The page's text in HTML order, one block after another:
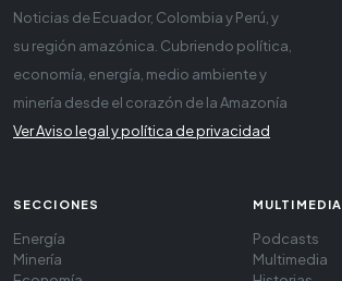
Noticias de Ecuador, Colombia y Perú, y
su región amazónica. Cubriendo política,
economía, energía, medio ambiente y
minería desde el corazón de la Amazonía
Ver Aviso legal y política de privacidad
SECCIONES
Energía
Minería
MULTIMEDIA
Podcasts
Multimedia